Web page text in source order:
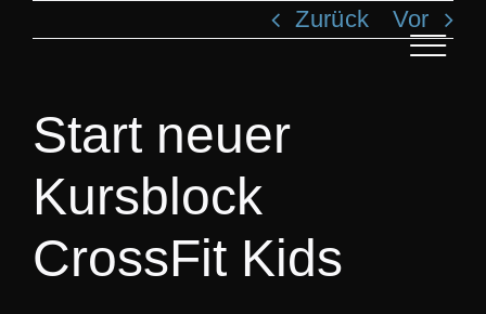
Inhalt
Toggle
Zurück Vor
Start neuer
Kursblock
CrossFit Kids